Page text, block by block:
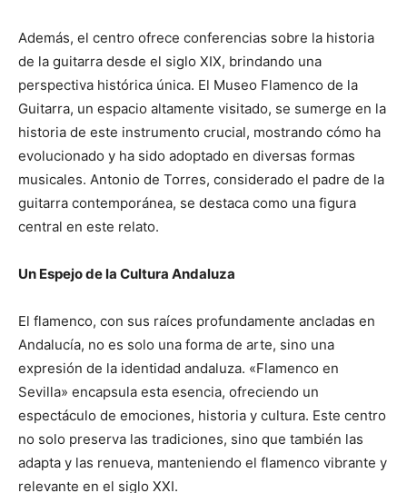
Además, el centro ofrece conferencias sobre la historia
de la guitarra desde el siglo XIX, brindando una
perspectiva histórica única. El Museo Flamenco de la
Guitarra, un espacio altamente visitado, se sumerge en la
historia de este instrumento crucial, mostrando cómo ha
evolucionado y ha sido adoptado en diversas formas
musicales. Antonio de Torres, considerado el padre de la
guitarra contemporánea, se destaca como una figura
central en este relato.
Un Espejo de la Cultura Andaluza
El flamenco, con sus raíces profundamente ancladas en
Andalucía, no es solo una forma de arte, sino una
expresión de la identidad andaluza. «Flamenco en
Sevilla» encapsula esta esencia, ofreciendo un
espectáculo de emociones, historia y cultura. Este centro
no solo preserva las tradiciones, sino que también las
adapta y las renueva, manteniendo el flamenco vibrante y
relevante en el siglo XXI.